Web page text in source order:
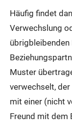
Häufig findet
Verwechslung
übrigbleibenden
Muster
verwechselt,
mit einer (nicht
Freund mit dem